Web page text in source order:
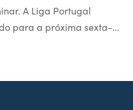
A Liga Portugal
para a próxima sexta-…